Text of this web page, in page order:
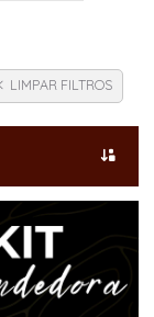
LIMPAR FILTROS